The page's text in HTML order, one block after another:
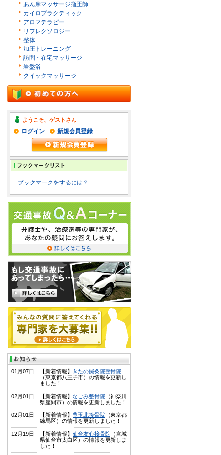
あん摩マッサージ指圧師
カイロプラクティック
アロマテラピー
リフレクソロジー
整体
加圧トレーニング
訪問・在宅マッサージ
岩盤浴
クイックマッサージ
ようこそ、ゲストさん
ログイン 新規会員登録
ブックマークをするには？
01月07日 【新着情報】
きたの鍼灸院整骨院
（東京都八王子市）の情報を更新し
ました！
02月01日 【新着情報】 なごみ整骨院 （神奈川
県座間市）の情報を更新しました！
02月01日 【新着情報】 豊玉北接骨院 （東京都
練馬区）の情報を更新しました！
12月19日 【新着情報】 仙台友心接骨院 （宮城
県仙台市太白区）の情報を更新しま
した！